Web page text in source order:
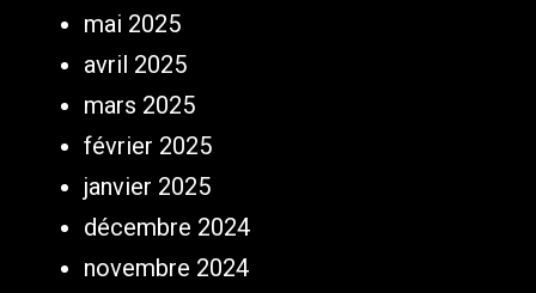
mai 2025
avril 2025
mars 2025
février 2025
janvier 2025
décembre 2024
novembre 2024